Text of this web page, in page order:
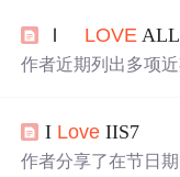
Ｉ LOVE
作者近期列出多项
I Love IIS7
作者分享了在节日